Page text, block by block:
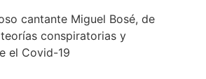
cantante Miguel Bosé, de
conspiratorias y
el Covid-19